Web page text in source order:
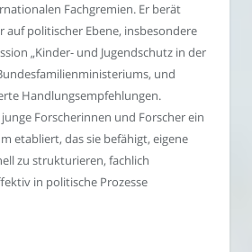
Fachgremien. Er berät
auf politischer Ebene, insbesondere
„Kinder- und Jugendschutz in der
und
Handlungsempfehlungen.
Forscherinnen und Forscher ein
etabliert, das sie befähigt, eigene
zu strukturieren, fachlich
in politische Prozesse